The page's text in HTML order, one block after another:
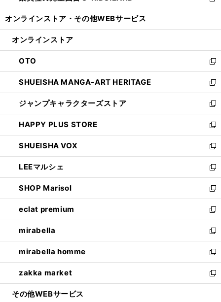
開
ン
ウ
で
開
く
ウ
ン
ド
ウ
で
開
く
オンラインストア・ その他WEBサービス
オンラインストア
OTO
新
し
い
ウ
ィ
ン
ド
ウ
で
開
く
SHUEISHA MANGA-ART HERITAGE
新
し
い
ウ
ィ
ン
ド
ウ
で
開
く
ジャンプキャラクターズストア
新
し
い
ウ
ィ
ン
ド
ウ
で
開
く
HAPPY PLUS STORE
新
し
い
ウ
ィ
ン
ド
ウ
で
開
く
SHUEISHA VOX
新
し
い
ウ
ィ
ン
ド
ウ
で
開
く
LEEマルシェ
新
し
い
ウ
ィ
ン
ド
ウ
で
開
く
SHOP Marisol
新
し
い
ウ
ィ
ン
ド
ウ
で
開
eclat premium
新
し
い
ウ
ィ
ン
ド
ウ
mirabella
新
し
い
ウ
ィ
ン
mirabella homme
新
し
い
ウ
zakka market
新
し
その他WEBサービス